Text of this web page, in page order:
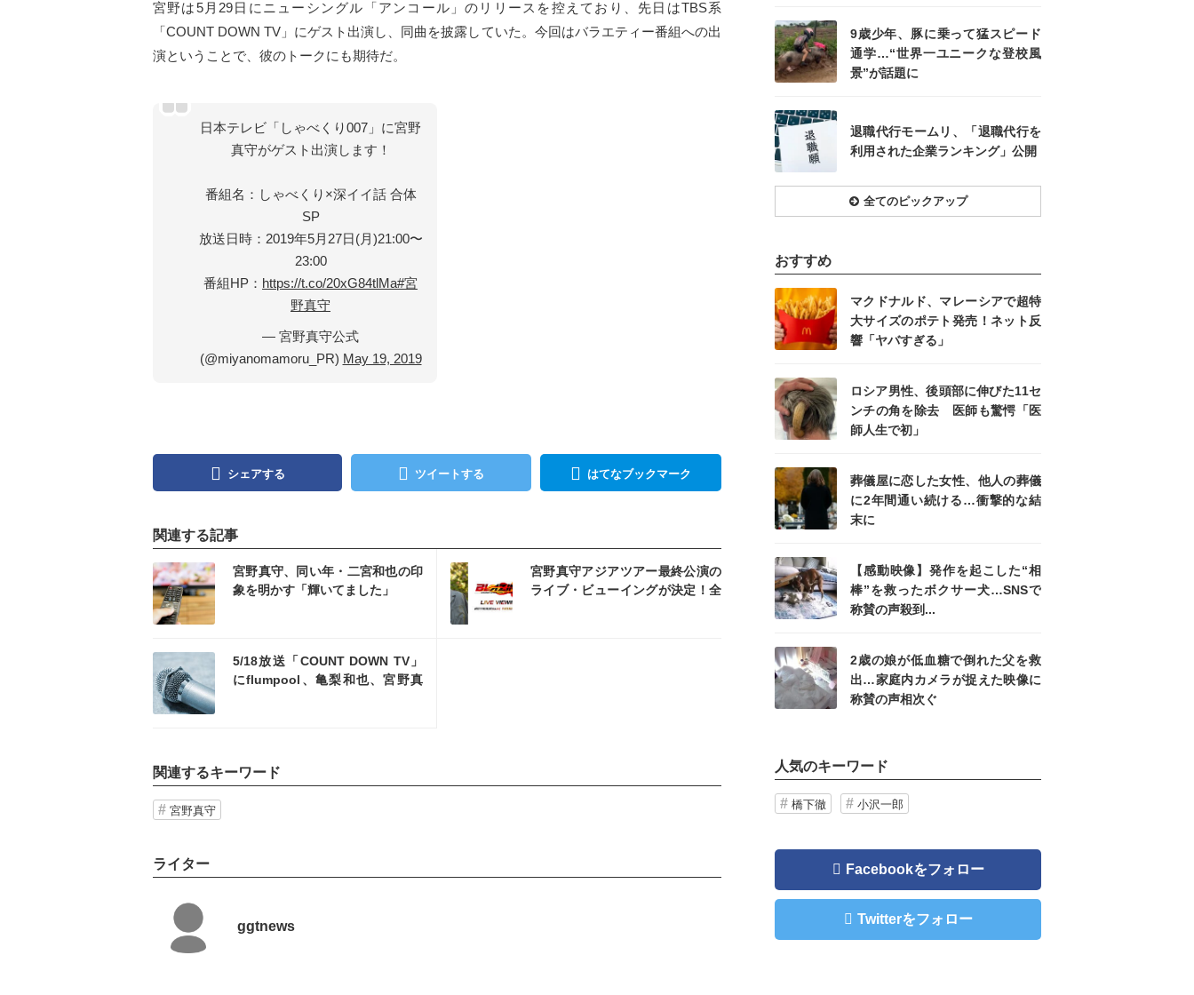
宮野は5月29日にニューシングル「アンコール」のリリースを控えており、先日はTBS系
「COUNT DOWN TV」にゲスト出演し、同曲を披露していた。今回はバラエティー番組への出
演ということで、彼のトークにも期待だ。
日本テレビ「しゃべくり007」に宮野
真守がゲスト出演します！
番組名：しゃべくり×深イイ話 合体
SP
放送日時：2019年5月27日(月)21:00〜
23:00
番組HP： https://t.co/20xG84tlMa#宮
野真守
— 宮野真守公式
(@miyanomamoru_PR) May 19, 2019
シェアする ツイートする はてなブックマーク
関連する記事
宮野真守、同い年・二宮和也の印
象を明かす「輝いてました」
宮野真守アジアツアー最終公演の
ライブ・ビューイングが決定！全
記事を読む
5/18放送「COUNT DOWN TV」
にflumpool、亀梨和也、宮野真
関連するキーワード
宮野真守
ライター
ggtnews
9歳少年、豚に乗って猛スピード
通学…“世界一ユニークな登校風
景”が話題に
記事を読む
退職代行モームリ、「退職代行を
利用された企業ランキング」公開
全てのピックアップ
おすすめ
マクドナルド、マレーシアで超特
大サイズのポテト発売！ネット反
響「ヤバすぎる」
ロシア男性、後頭部に伸びた11セ
ンチの角を除去 医師も驚愕「医
師人生で初」
葬儀屋に恋した女性、他人の葬儀
に2年間通い続ける…衝撃的な結
末に
【感動映像】発作を起こした“相
棒”を救ったボクサー犬…SNSで
称賛の声殺到...
2歳の娘が低血糖で倒れた父を救
出…家庭内カメラが捉えた映像に
称賛の声相次ぐ
人気のキーワード
橋下徹 小沢一郎
Facebookをフォロー
Twitterをフォロー